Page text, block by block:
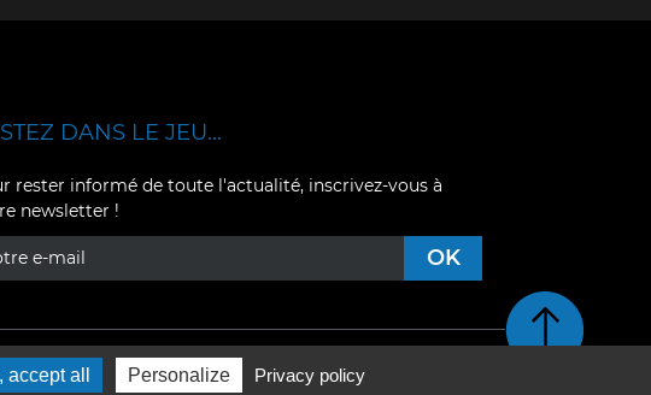
DANS LE JEU...
rester informé de toute l'actualité, inscrivez-vous à
newsletter !
Retour en haut de page
accept all Personalize Privacy policy